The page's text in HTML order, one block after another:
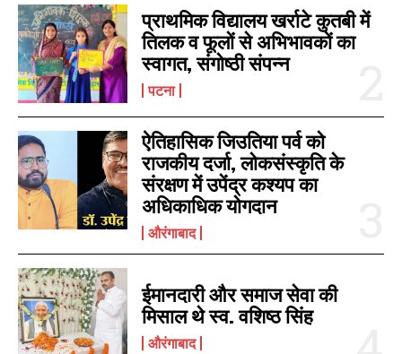
प्राथमिक विद्यालय खर्राटे कुतबी में
तिलक व फूलों से अभिभावकों का
स्वागत, संगोष्ठी संपन्न
पटना
ऐतिहासिक जिउतिया पर्व को
राजकीय दर्जा, लोकसंस्कृति के
संरक्षण में उपेंद्र कश्यप का
अधिकाधिक योगदान
औरंगाबाद
ईमानदारी और समाज सेवा की
मिसाल थे स्व. वशिष्ठ सिंह
औरंगाबाद